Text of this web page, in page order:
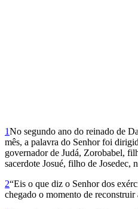
1No segundo ano do reinado de
mês, a palavra do Senhor foi
governador de Judá, Zorobabel,
sacerdote Josué, filho de Josedec,
2“Eis o que diz o Senhor dos
chegado o momento de reconstruir